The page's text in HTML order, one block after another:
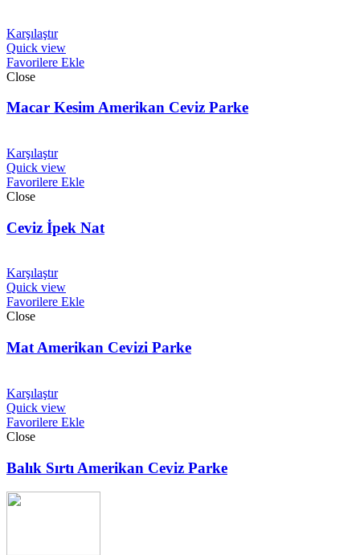
Karşılaştır
Quick view
Favorilere Ekle
Close
Macar Kesim Amerikan Ceviz Parke
Karşılaştır
Quick view
Favorilere Ekle
Close
Ceviz İpek Nat
Karşılaştır
Quick view
Favorilere Ekle
Close
Mat Amerikan Cevizi Parke
Karşılaştır
Quick view
Favorilere Ekle
Close
Balık Sırtı Amerikan Ceviz Parke